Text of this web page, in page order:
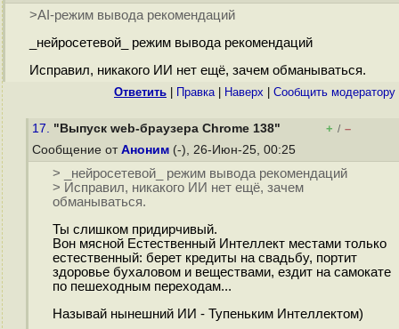
>AI-режим вывода рекомендаций
_нейросетевой_ режим вывода рекомендаций
Исправил, никакого ИИ нет ещё, зачем обманываться.
Ответить Правка| Наверх Cообщить модератору
17. "Выпуск web-браузера Chrome 138" + / –
Сообщение от Аноним (-), 26-Июн-25, 00:25
> _нейросетевой_ режим вывода рекомендаций
> Исправил, никакого ИИ нет ещё, зачем
обманываться.
Ты слишком придирчивый.
Вон мясной Естественный Интеллект местами только
естественный: берет кредиты на свадьбу, портит
здоровье бухаловом и веществами, ездит на самокате
по пешеходным переходам...
Называй нынешний ИИ - Тупеньким Интеллектом)